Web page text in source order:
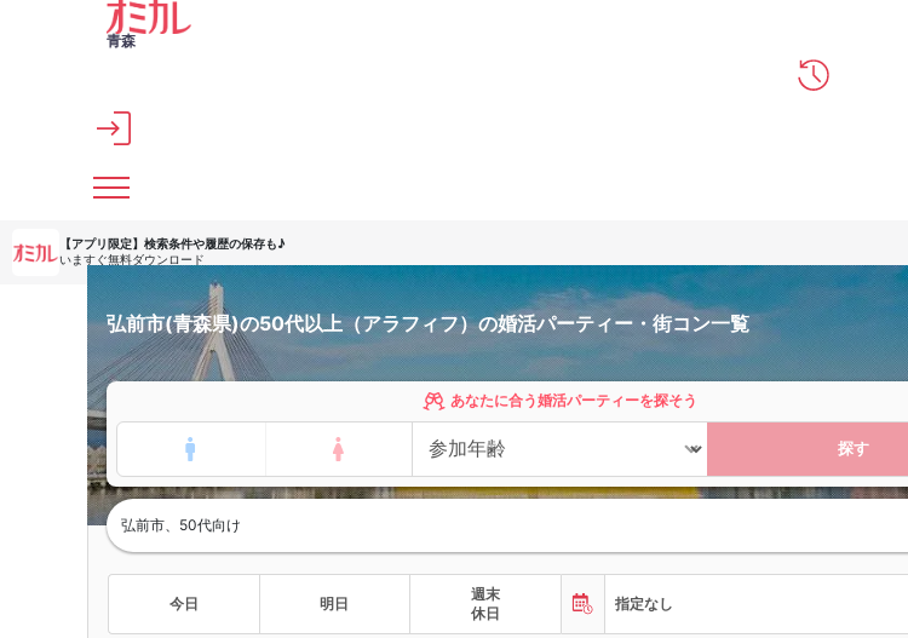
メインコンテンツへスキップ
青森
【アプリ限定】 検索条件や履歴の保存も♪
いますぐ無料ダウンロード
弘前市(青森県)の50代以上（アラフィフ）の婚活パーティー・街コン一覧
あなたに合う婚活パーティーを探そう
探す
弘前市、50代向け
今日 明日
週末
休日
指定なし